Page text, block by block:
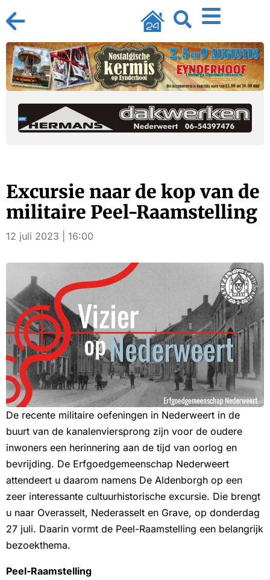
Excursie naar de kop van de
militaire Peel-Raamstelling
12 juli 2023 | 16:00
De recente militaire oefeningen in Nederweert in de
buurt van de kanalenviersprong zijn voor de oudere
inwoners een herinnering aan de tijd van oorlog en
bevrijding. De Erfgoedgemeenschap Nederweert
attendeert u daarom namens De Aldenborgh op een
zeer interessante cultuurhistorische excursie. Die brengt
u naar Overasselt, Nederasselt en Grave, op donderdag
27 juli. Daarin vormt de Peel-Raamstelling een belangrijk
bezoekthema.
Peel-Raamstelling